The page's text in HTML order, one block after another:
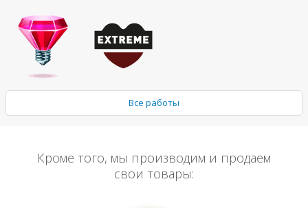
Все работы
Кроме того, мы производим и продаем
свои товары: